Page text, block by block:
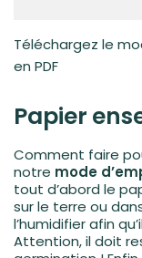
Téléchargez le
en PDF
Papier
Comment faire
notre mode
tout d’abord le
sur le terre ou
l’humidifier afin
Attention, il doit